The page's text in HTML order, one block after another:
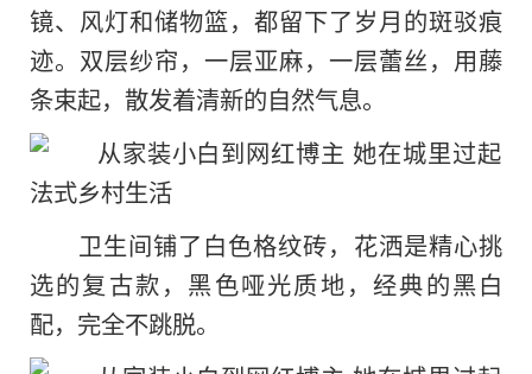
镜、风灯和储物篮，都留下了岁月的斑驳痕
迹。双层纱帘，一层亚麻，一层蕾丝，用藤
条束起，散发着清新的自然气息。
卫生间铺了白色格纹砖，花洒是精心挑
选的复古款，黑色哑光质地，经典的黑白
配，完全不跳脱。